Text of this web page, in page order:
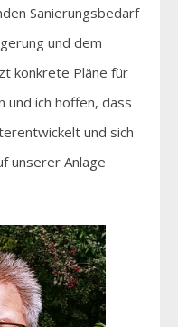
Sanierungsbedarf
und dem
konkrete Pläne für
und ich hoffen, dass
und sich
unserer Anlage